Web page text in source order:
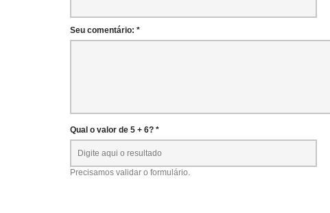
Seu comentário: *
Qual o valor de 5 + 6? *
Precisamos validar o formulário.